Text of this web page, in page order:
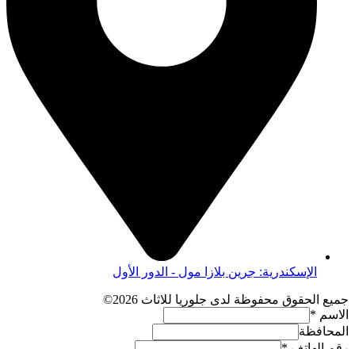
الإسكندرية: جرين بلازا مول - الدور الأول
جميع الحقوق محفوظة لدى جلوريا للاثاث 2026©
الاسم *
المحافظة